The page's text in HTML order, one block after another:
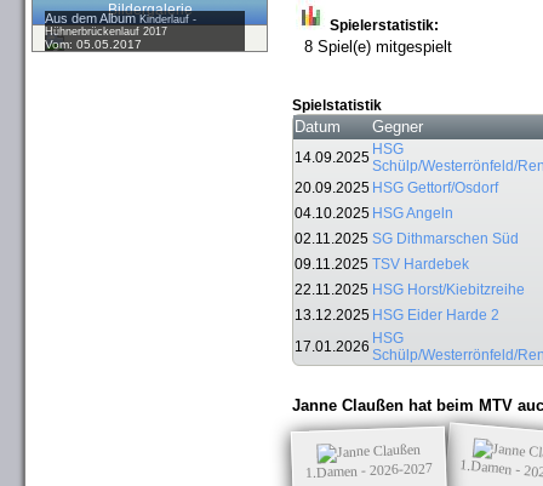
Bildergalerie
Aus dem AlbumKinderlauf -
Hühnerbrückenlauf 2017
Vom: 05.05.2017
Spielerstatistik:
8 Spiel(e) mitgespielt
Spielstatistik
Datum Gegner
14.09.2025 HSG
Schülp/Westerrönfeld/
20.09.2025 HSG Gettorf/Osdorf
04.10.2025 HSG Angeln
02.11.2025 SG Dithmarschen Süd
09.11.2025 TSV Hardebek
22.11.2025 HSG Horst/Kiebitzreihe
13.12.2025 HSG Eider Harde 2
17.01.2026 HSG
Schülp/Westerrönfeld/
Janne Claußen hat beim MTV
1.Damen - 2026-2027 1.Damen -